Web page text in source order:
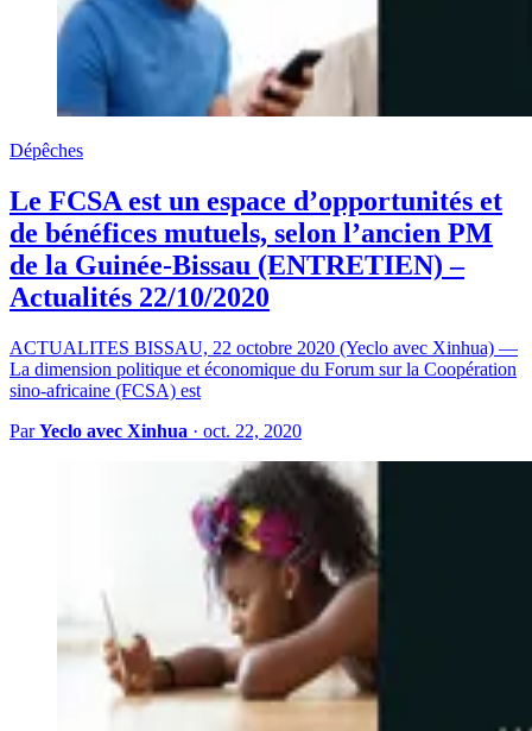
Dépêches
Le FCSA est un espace d’opportunités et
de bénéfices mutuels, selon l’ancien PM
de la Guinée-Bissau (ENTRETIEN) –
Actualités 22/10/2020
ACTUALITES BISSAU, 22 octobre 2020 (Yeclo avec Xinhua) —
La dimension politique et économique du Forum sur la Coopération
sino-africaine (FCSA) est
ParYeclo avec Xinhua · oct. 22, 2020